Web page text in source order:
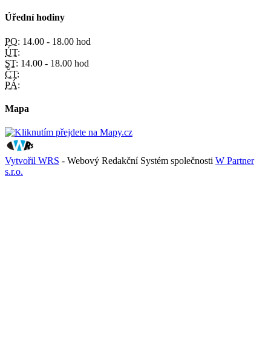
Úřední hodiny
PO: 14.00 - 18.00 hod
ÚT:
ST: 14.00 - 18.00 hod
ČT:
PÁ:
Mapa
Vytvořil WRS - Webový Redakční Systém společnosti W Partner
s.r.o.